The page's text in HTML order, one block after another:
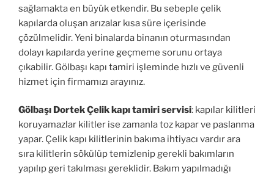
sağlamakta en büyük etkendir. Bu sebeple çelik
kapılarda oluşan arızalar kısa süre içerisinde
çözülmelidir. Yeni binalarda binanın oturmasından
dolayı kapılarda yerine geçmeme sorunu ortaya
çıkabilir. Gölbaşı kapı tamiri işleminde hızlı ve güvenli
hizmet için firmamızı arayınız.
Gölbaşı Dortek Çelik kapı tamiri servisi: kapılar kilitleri
koruyamazlar kilitler ise zamanla toz kapar ve paslanma
yapar. Çelik kapı kilitlerinin bakıma ihtiyacı vardır ara
sıra kilitlerin sökülüp temizlenip gerekli bakımların
yapılıp geri takılması gereklidir. Bakım yapılmadığı